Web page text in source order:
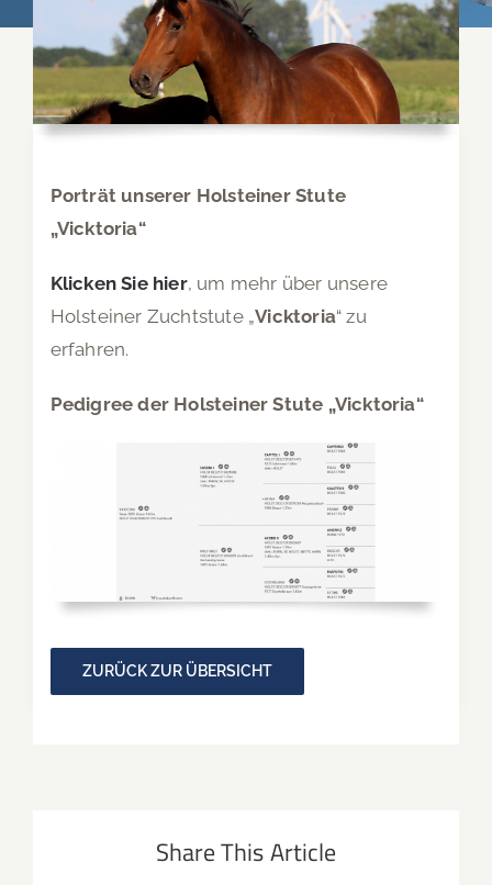
Porträt unserer Holsteiner Stute
„Vicktoria“
Klicken Sie hier, um mehr über unsere
Holsteiner Zuchtstute „Vicktoria“ zu
erfahren.
Pedigree der Holsteiner Stute „Vicktoria“
ZURÜCK ZUR ÜBERSICHT
Share This Article